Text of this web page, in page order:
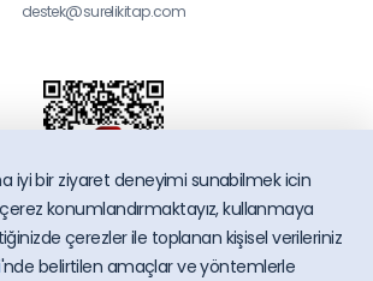
destek@surelikitap.com
iyi bir ziyaret deneyimi sunabilmek icin
konumlandırmaktayız, kullanmaya
çerezler ile toplanan kişisel verileriniz
'nde belirtilen amaçlar ve yöntemlerle